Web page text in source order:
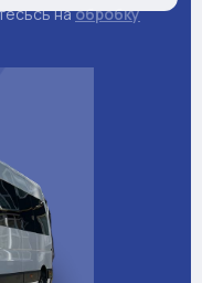
наобробку